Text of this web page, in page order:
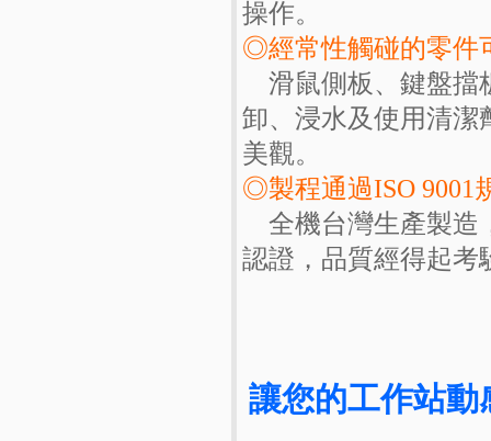
操作。
◎經常性觸碰的零件
滑鼠側板、鍵盤擋
卸、浸水及使用清潔
美觀。
◎製程通過ISO 9001
全機台灣生產製造
認證，品質經得起考
讓您的工作站動